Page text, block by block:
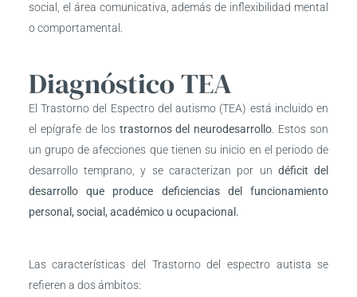
social, el área comunicativa, además de inflexibilidad mental
o comportamental.
Diagnóstico TEA
El Trastorno del Espectro del autismo (TEA) está incluido en
el epígrafe de los trastornos del neurodesarrollo . Estos son
un grupo de afecciones que tienen su inicio en el periodo de
desarrollo temprano, y se caracterizan por un déficit del
desarrollo que produce deficiencias del funcionamiento
personal, social, académico u ocupacional.
Las características del Trastorno del espectro autista se
refieren a dos ámbitos: